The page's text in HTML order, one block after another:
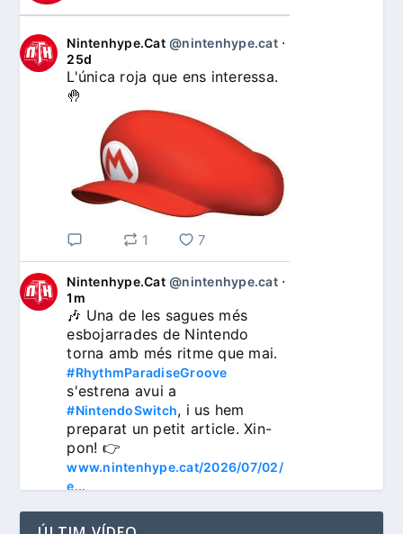
Nintenhype.Cat @nintenhype.cat⋅
25d
L'única roja que ens interessa.
🤚
1 7
Nintenhype.Cat @nintenhype.cat⋅
1m
🎶 Una de les sagues més
esbojarrades de Nintendo
#RhythmParadiseGroove
#NintendoSwitch, i us hem
preparat un petit article. Xin-
www.nintenhype.cat/2026/07/02/
e...